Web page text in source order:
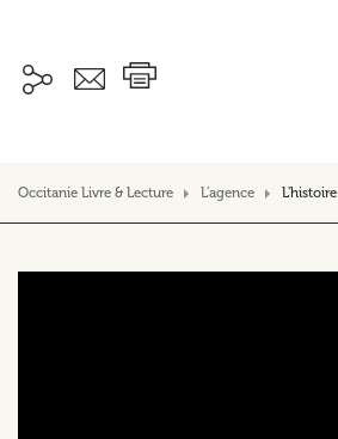
Occitanie Livre & Lecture L’agence L'histoire